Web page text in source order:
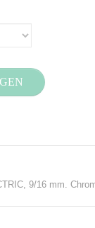
9/16 mm.